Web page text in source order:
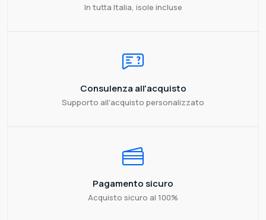
In tutta Italia, isole incluse
Consulenza all'acquisto
Supporto all'acquisto personalizzato
Pagamento sicuro
Acquisto sicuro al 100%